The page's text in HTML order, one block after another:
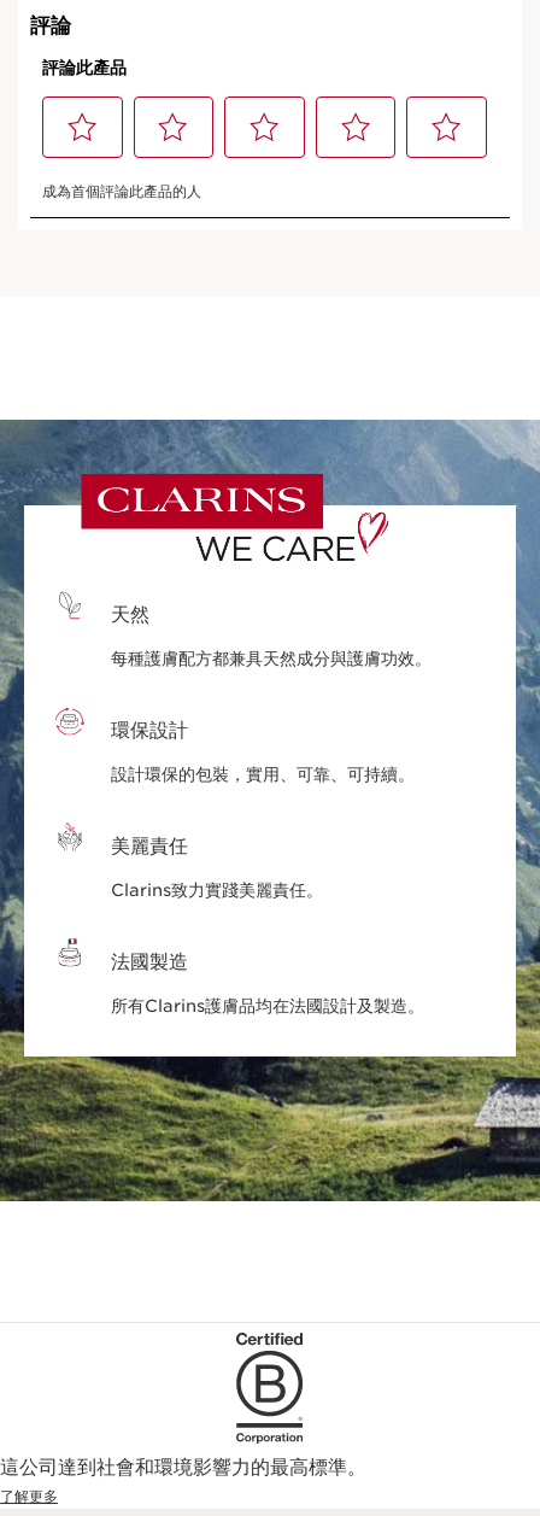
天然
每種護膚配方都兼具天然成分與護膚功效。
環保設計
設計環保的包裝，實用、可靠、可持續。
美麗責任
Clarins致力實踐美麗責任。
法國製造
所有Clarins護膚品均在法國設計及製造。
這公司達到社會和環境影響力的最高標準。
了解更多